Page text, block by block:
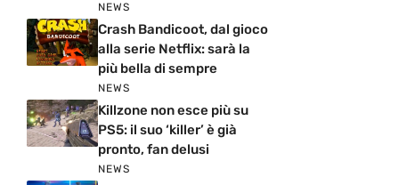
NEWS
Crash Bandicoot, dal gioco
alla serie Netflix: sarà la
più bella di sempre
NEWS
Killzone non esce più su
PS5: il suo ‘killer’ è già
pronto, fan delusi
NEWS